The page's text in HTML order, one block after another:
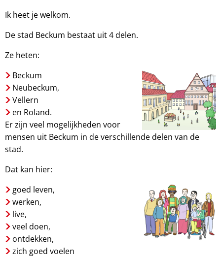
Ik heet je welkom.
De stad Beckum bestaat uit 4 delen.
Ze heten:
Beckum
Neubeckum,
Vellern
en Roland.
Er zijn veel mogelijkheden voor
mensen uit Beckum in de verschillende delen van de
stad.
Dat kan hier:
goed leven,
werken,
live,
veel doen,
ontdekken,
zich goed voelen